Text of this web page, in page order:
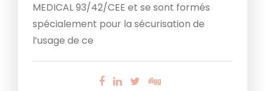
MEDICAL 93/42/CEE et se sont formés
spécialement pour la sécurisation de
l’usage de ce